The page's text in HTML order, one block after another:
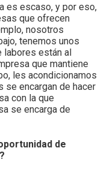
es escaso, y por eso,
que ofrecen
nosotros
tenemos unos
labores están al
que mantiene
les acondicionamos
se encargan de hacer
con la que
se encarga de
de